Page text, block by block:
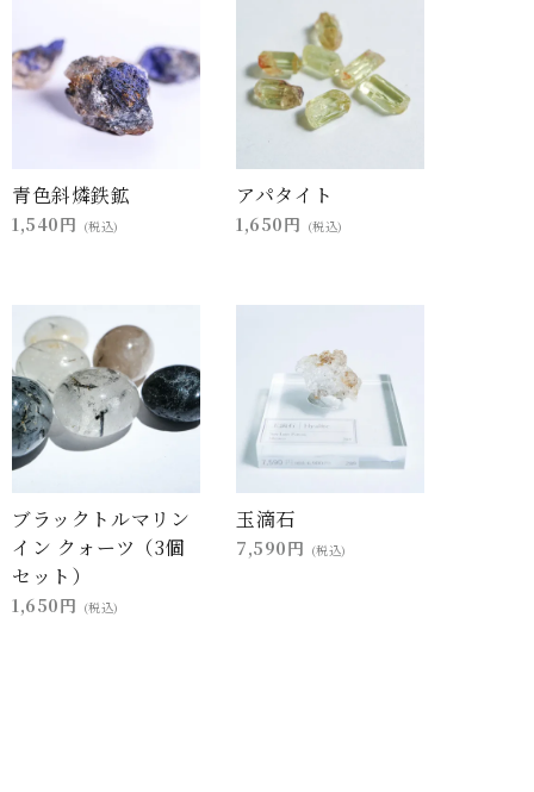
青色斜燐鉄鉱
1,540円 (税込)
アパタイト
1,650円 (税込)
ブラックトルマリン
イン クォーツ（3個
セット）
1,650円 (税込)
玉滴石
7,590円 (税込)